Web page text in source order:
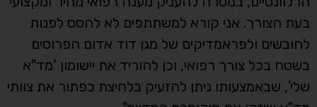
בעת הצורך. אני קורא למשתתפים לא להסס לפנות
לחובשים ולפראמדיקים של מגן דוד אדום הפרוסים
בשטח בכל צורך רפואי, וכן להוריד את יישומון ‘מד"א
שלי’, שבאמצעותו ניתן להזעיק בלחיצת כפתור את צוותי